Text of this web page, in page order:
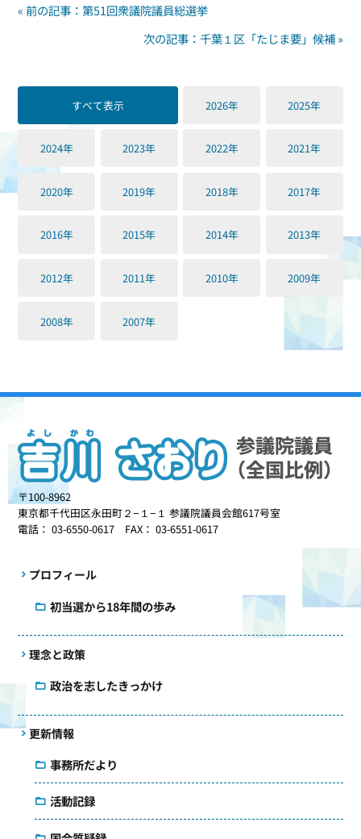
« 前の記事：第51回衆議院議員総選挙
次の記事：千葉１区「たじま要」候補 »
すべて表示 2026年 2025年
2024年 2023年 2022年 2021年
2020年 2019年 2018年 2017年
2016年 2015年 2014年 2013年
2012年 2011年 2010年 2009年
2008年 2007年
〒100-8962
東京都千代田区永田町２−１−１ 参議院議員会館617号室
電話： 03-6550-0617 FAX： 03-6551-0617
プロフィール
初当選から18年間の歩み
理念と政策
政治を志したきっかけ
更新情報
事務所だより
活動記録